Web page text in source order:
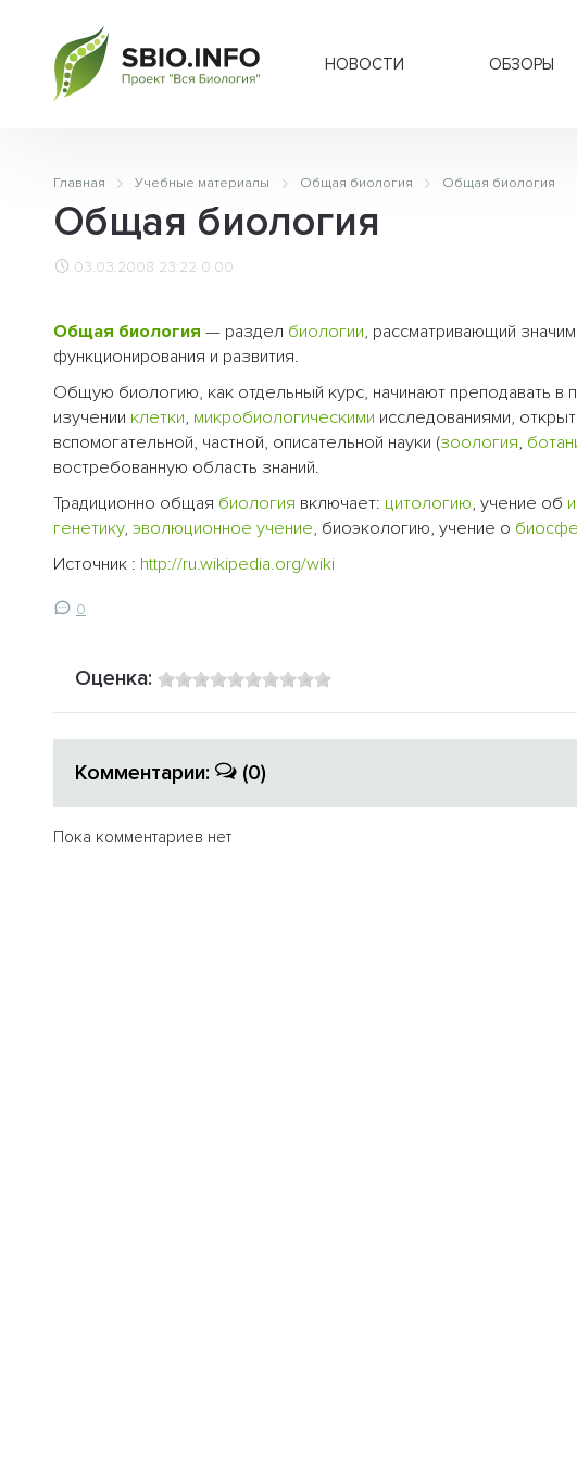
НОВОСТИ ОБЗОРЫ
Главная Учебные материалы Общая биология Общая биология
Общая биология
03.03.2008 23:22 0.00
Общая биология — раздел биологии, рассматривающий
функционирования и развития.
Общую биологию, как отдельный курс, начинают преподавать в
изучении клетки, микробиологическими исследованиями,
вспомогательной, частной, описательной науки (зоология,
востребованную область знаний.
Традиционно общая биология включает: цитологию, учение об
генетику, эволюционное учение, биоэкологию, учение о
Источник : http://ru.wikipedia.org/wiki
0
Оценка:
Комментарии: (0)
Пока комментариев нет